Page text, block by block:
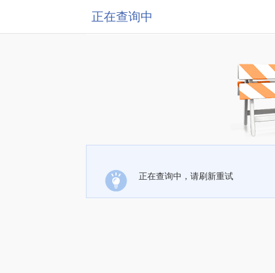
正在查询中
正在查询中，请刷新重试